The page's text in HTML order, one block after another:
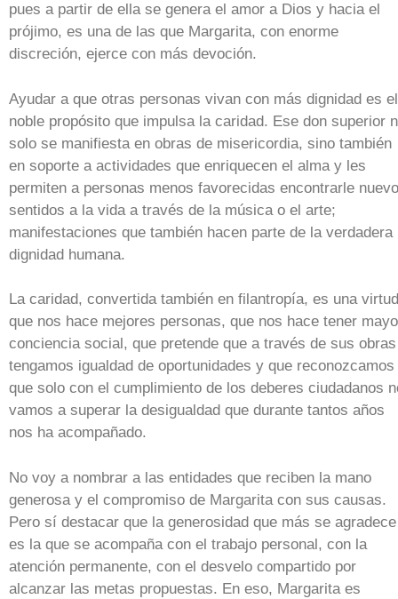
pues a partir de ella se genera el amor a Dios y hacia el
prójimo, es una de las que Margarita, con enorme
discreción, ejerce con más devoción.
Ayudar a que otras personas vivan con más dignidad es el
noble propósito que impulsa la caridad. Ese don superior
solo se manifiesta en obras de misericordia, sino también
en soporte a actividades que enriquecen el alma y les
permiten a personas menos favorecidas encontrarle
sentidos a la vida a través de la música o el arte;
manifestaciones que también hacen parte de la verdadera
dignidad humana.
La caridad, convertida también en filantropía, es una virtud
que nos hace mejores personas, que nos hace tener
conciencia social, que pretende que a través de sus obras
tengamos igualdad de oportunidades y que reconozcamos
que solo con el cumplimiento de los deberes ciudadanos
vamos a superar la desigualdad que durante tantos años
nos ha acompañado.
No voy a nombrar a las entidades que reciben la mano
generosa y el compromiso de Margarita con sus causas.
Pero sí destacar que la generosidad que más se agradece
es la que se acompaña con el trabajo personal, con la
atención permanente, con el desvelo compartido por
alcanzar las metas propuestas. En eso, Margarita es